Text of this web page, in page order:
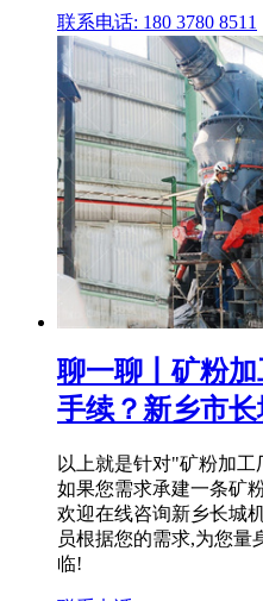
联系电话: 180 3780 8511
聊一聊丨矿粉
手续？新乡市长
以上就是针对"矿粉加
如果您需求承建一条矿
欢迎在线咨询新乡长城
员根据您的需求,为您量
临!